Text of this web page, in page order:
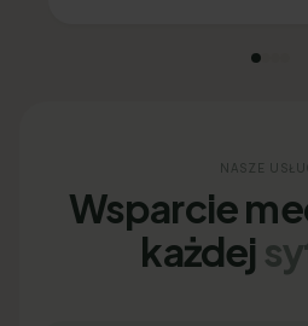
NASZE
Wsparcie
każdej